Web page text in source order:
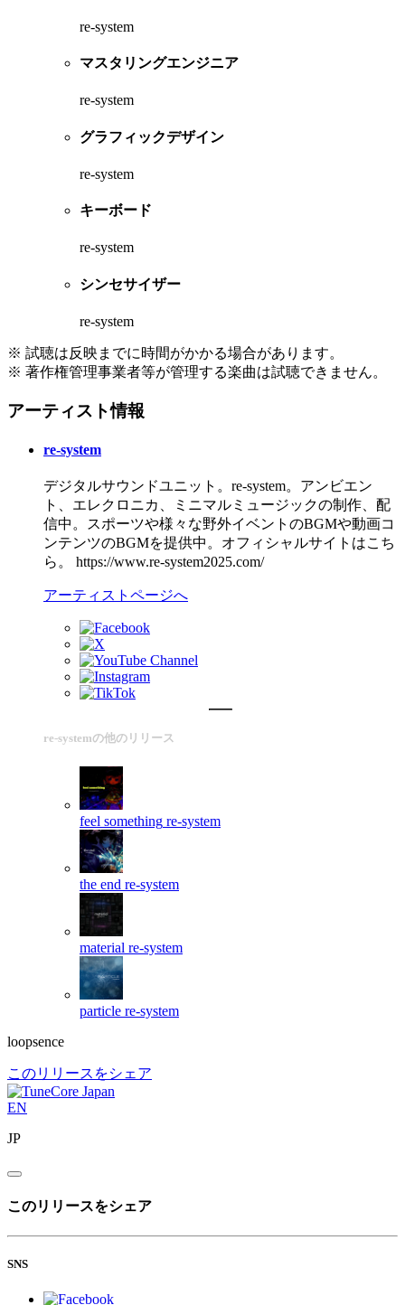
re-system
マスタリングエンジニア
re-system
グラフィックデザイン
re-system
キーボード
re-system
シンセサイザー
re-system
※ 試聴は反映までに時間がかかる場合があります。
※ 著作権管理事業者等が管理する楽曲は試聴できません。
アーティスト情報
re-system
デジタルサウンドユニット。re-system。アンビエン
ト、エレクロニカ、ミニマルミュージックの制作、配
信中。スポーツや様々な野外イベントのBGMや動画コ
ンテンツのBGMを提供中。オフィシャルサイトはこち
ら。 https://www.re-system2025.com/
アーティストページへ
re-systemの他のリリース
feel something re-system
the end re-system
material re-system
particle re-system
loopsence
このリリースをシェア
EN
JP
このリリースをシェア
SNS